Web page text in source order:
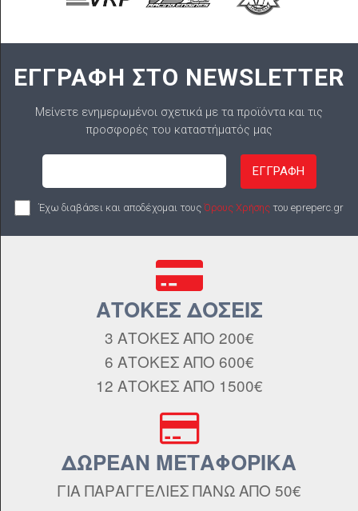
ΕΓΓΡΑΦΗ ΣΤΟ NEWSLETTER
Μείνετε ενημερωμένοι σχετικά με τα προϊόντα και τις
προσφορές του καταστήματός μας
ΕΓΓΡΑΦΗ
Έχω διαβάσει και αποδέχομαι τους Όρους Χρήσης του epreperc.gr
ΑΤΟΚΕΣ ΔΟΣΕΙΣ
3 ΑΤΟΚΕΣ ΑΠΟ 200€
6 ΑΤΟΚΕΣ ΑΠΟ 600€
12 ΑΤΟΚΕΣ ΑΠΟ 1500€
ΔΩΡΕΑΝ ΜΕΤΑΦΟΡΙΚΑ
ΓΙΑ ΠΑΡΑΓΓΕΛΙΕΣ ΠΑΝΩ ΑΠΟ 50€